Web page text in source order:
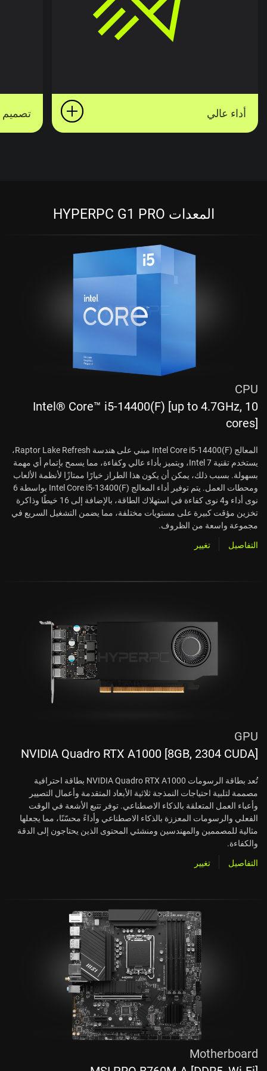
أداء عالي
المعدات HYPERPC G1 PRO
CPU
Intel® Core™ i5-14400(F) [up to 4.7GHz, 10
cores]
المعالج Intel Core i5-14400(F) مبني على هندسة Raptor Lake Refresh،
يستخدم تقنية Intel 7، ويتميز بأداء عالي وكفاءة، مما يسمح بإتمام أي مهمة
بسهولة. بسبب ذلك، يمكن أن يكون هذا الطراز خيارًا ممتازًا لأنظمة الألعاب
ومحطات العمل. يتم توفير أداء المعالج Intel Core i5-13400(F) بواسطة 6
نوى أداء و4 نوى كفاءة في استهلاك الطاقة، بالإضافة إلى 16 خيطًا وذاكرة
تخزين مؤقت كبيرة على مستويات مختلفة، مما يضمن التشغيل السريع في
مجموعة واسعة من الظروف.
التفاصيل
تغيير
GPU
NVIDIA Quadro RTX A1000 [8GB, 2304 CUDA]
تُعد بطاقة الرسومات NVIDIA Quadro RTX A1000 بطاقة احترافية
مصممة لتلبية احتياجات النمذجة ثلاثية الأبعاد المتقدمة وأعمال التصيير
وأعباء العمل المتعلقة بالذكاء الاصطناعي. توفر تتبع الأشعة في الوقت
الفعلي والرسومات المعززة بالذكاء الاصطناعي وأداءً محسّنًا، مما يجعلها
مثالية للمصممين والمهندسين ومنشئي المحتوى الذين يحتاجون إلى الدقة
والكفاءة.
التفاصيل
تغيير
Motherboard